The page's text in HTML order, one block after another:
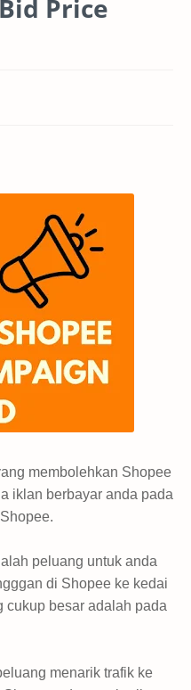
Price
membolehkan Shopee
iklan berbayar anda pada
peluang untuk anda
di Shopee ke kedai
cukup besar adalah pada
menarik trafik ke